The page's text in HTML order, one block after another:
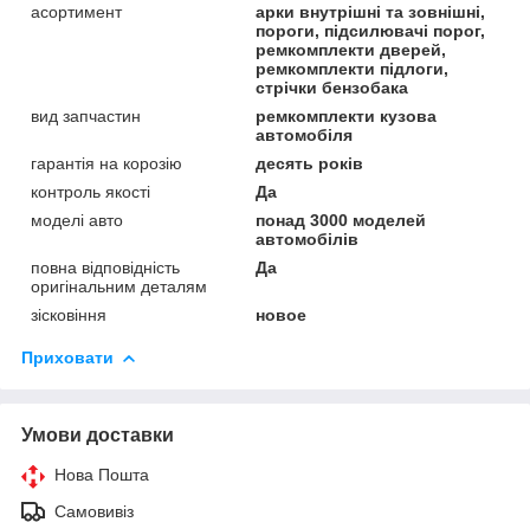
асортимент
арки внутрішні та зовнішні,
пороги, підсилювачі порог,
ремкомплекти дверей,
ремкомплекти підлоги,
стрічки бензобака
вид запчастин
ремкомплекти кузова
автомобіля
гарантія на корозію
десять років
контроль якості
Да
моделі авто
понад 3000 моделей
автомобілів
повна відповідність
оригінальним деталям
Да
зісковіння новое
Приховати
Умови доставки
Нова Пошта
Самовивіз